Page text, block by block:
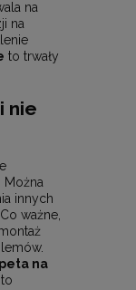
na
na
to trwały
nie
Można
innych
ważne,
na